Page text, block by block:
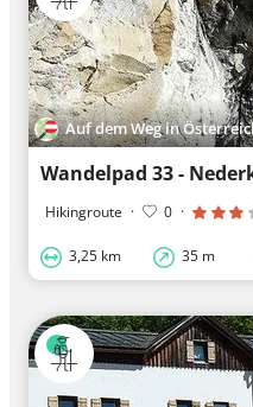
Auf dem Weg in
Wandelpad 33 -
Hikingroute · 0 ·
3,25 km 35 m